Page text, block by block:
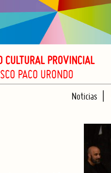
CULTURAL PROVINCIAL
PACO URONDO
Noticias